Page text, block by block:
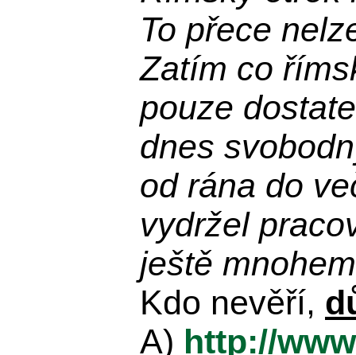
To přece
Zatím co
pouze
dnes
od rána do
vydržel
ještě
Kdo nevěří,
A) http://